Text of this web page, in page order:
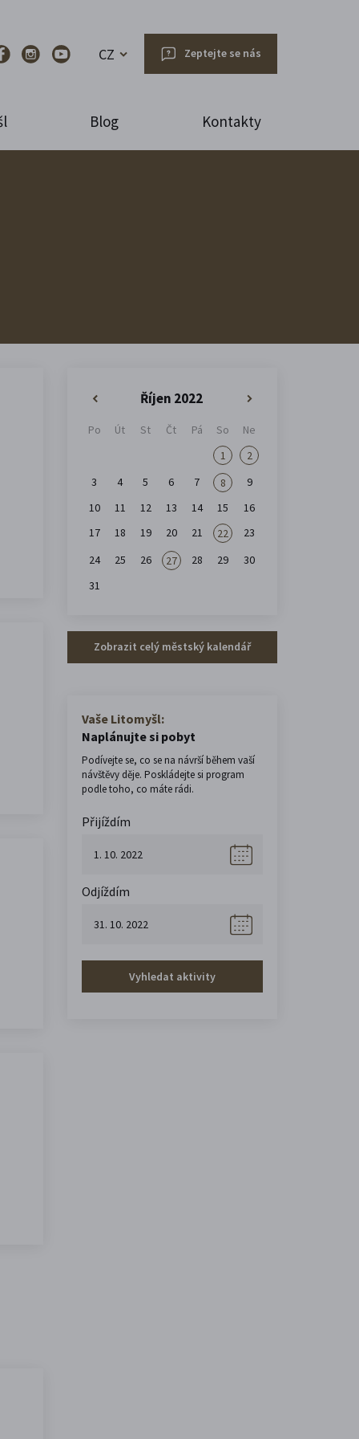
CZ Zeptejte se nás
Blog Kontakty
Říjen 2022
Po Út St Čt Pá So
Ne
1
2
3
4 5 6 7 8
9
10
11 12 13 14 15
16
17
18 19 20 21 22
23
24
25 26 27 28 29
30
31
Zobrazit celý městský kalendář
Vaše Litomyšl:
Naplánujte si pobyt
Podívejte se, co se na návrší během vaší
návštěvy děje. Poskládejte si program
podle toho, co máte rádi.
Přijíždím
Odjíždím
Vyhledat aktivity